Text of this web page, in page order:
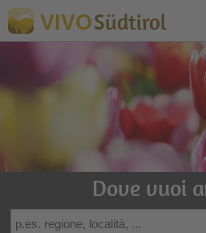
VIVOSüdtirol
Dove vuoi